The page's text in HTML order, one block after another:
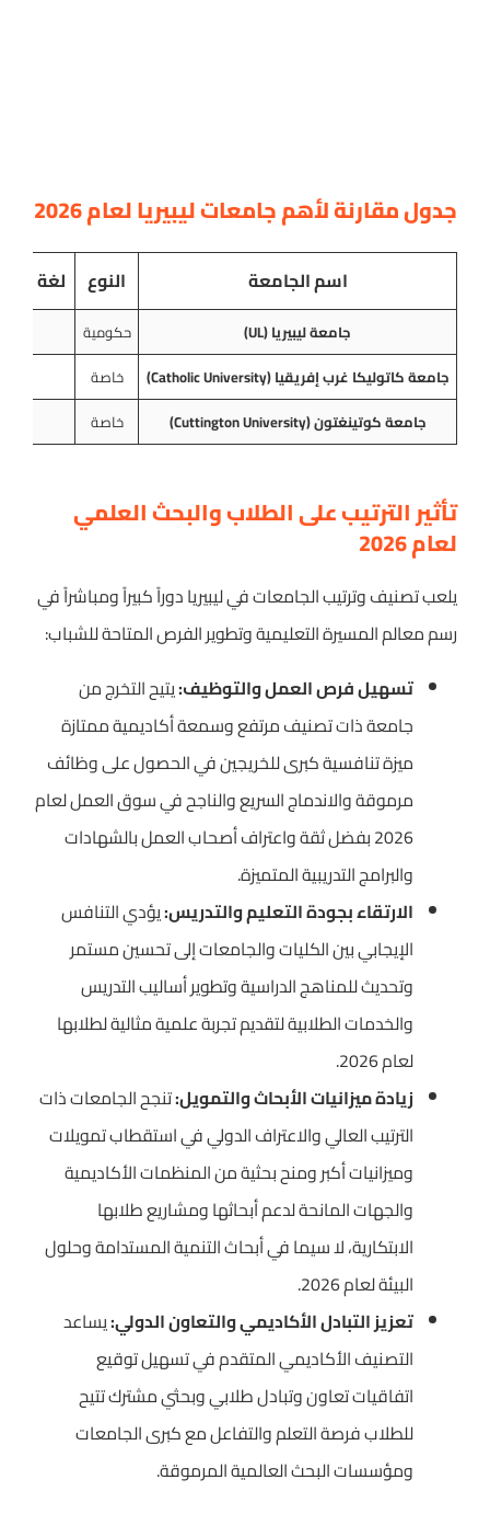
جدول مقارنة لأهم جامعات ليبيريا لعام 2026
اسم الجامعة النوع لغة
جامعة ليبيريا (UL) حكومية
جامعة كاتوليكا غرب إفريقيا (Catholic University)
خاصة
جامعة كوتينغتون (Cuttington University)
خاصة
تأثير الترتيب على الطلاب والبحث العلمي
لعام 2026
يلعب تصنيف وترتيب الجامعات في ليبيريا دوراً كبيراً ومباشراً في
رسم معالم المسيرة التعليمية وتطوير الفرص المتاحة للشباب:
تسهيل فرص العمل والتوظيف:يتيح التخرج من
جامعة ذات تصنيف مرتفع وسمعة أكاديمية ممتازة
ميزة تنافسية كبرى للخريجين في الحصول على وظائف
مرموقة والاندماج السريع والناجح في سوق العمل لعام
2026 بفضل ثقة واعتراف أصحاب العمل بالشهادات
والبرامج التدريبية المتميزة.
الارتقاء بجودة التعليم والتدريس:يؤدي التنافس
الإيجابي بين الكليات والجامعات إلى تحسين مستمر
وتحديث للمناهج الدراسية وتطوير أساليب التدريس
والخدمات الطلابية لتقديم تجربة علمية مثالية لطلابها
لعام 2026.
زيادة ميزانيات الأبحاث والتمويل:تنجح الجامعات ذات
الترتيب العالي والاعتراف الدولي في استقطاب تمويلات
وميزانيات أكبر ومنح بحثية من المنظمات الأكاديمية
والجهات المانحة لدعم أبحاثها ومشاريع طلابها
الابتكارية، لا سيما في أبحاث التنمية المستدامة وحلول
البيئة لعام 2026.
تعزيز التبادل الأكاديمي والتعاون الدولي:يساعد
التصنيف الأكاديمي المتقدم في تسهيل توقيع
اتفاقيات تعاون وتبادل طلابي وبحثي مشترك تتيح
للطلاب فرصة التعلم والتفاعل مع كبرى الجامعات
ومؤسسات البحث العالمية المرموقة.